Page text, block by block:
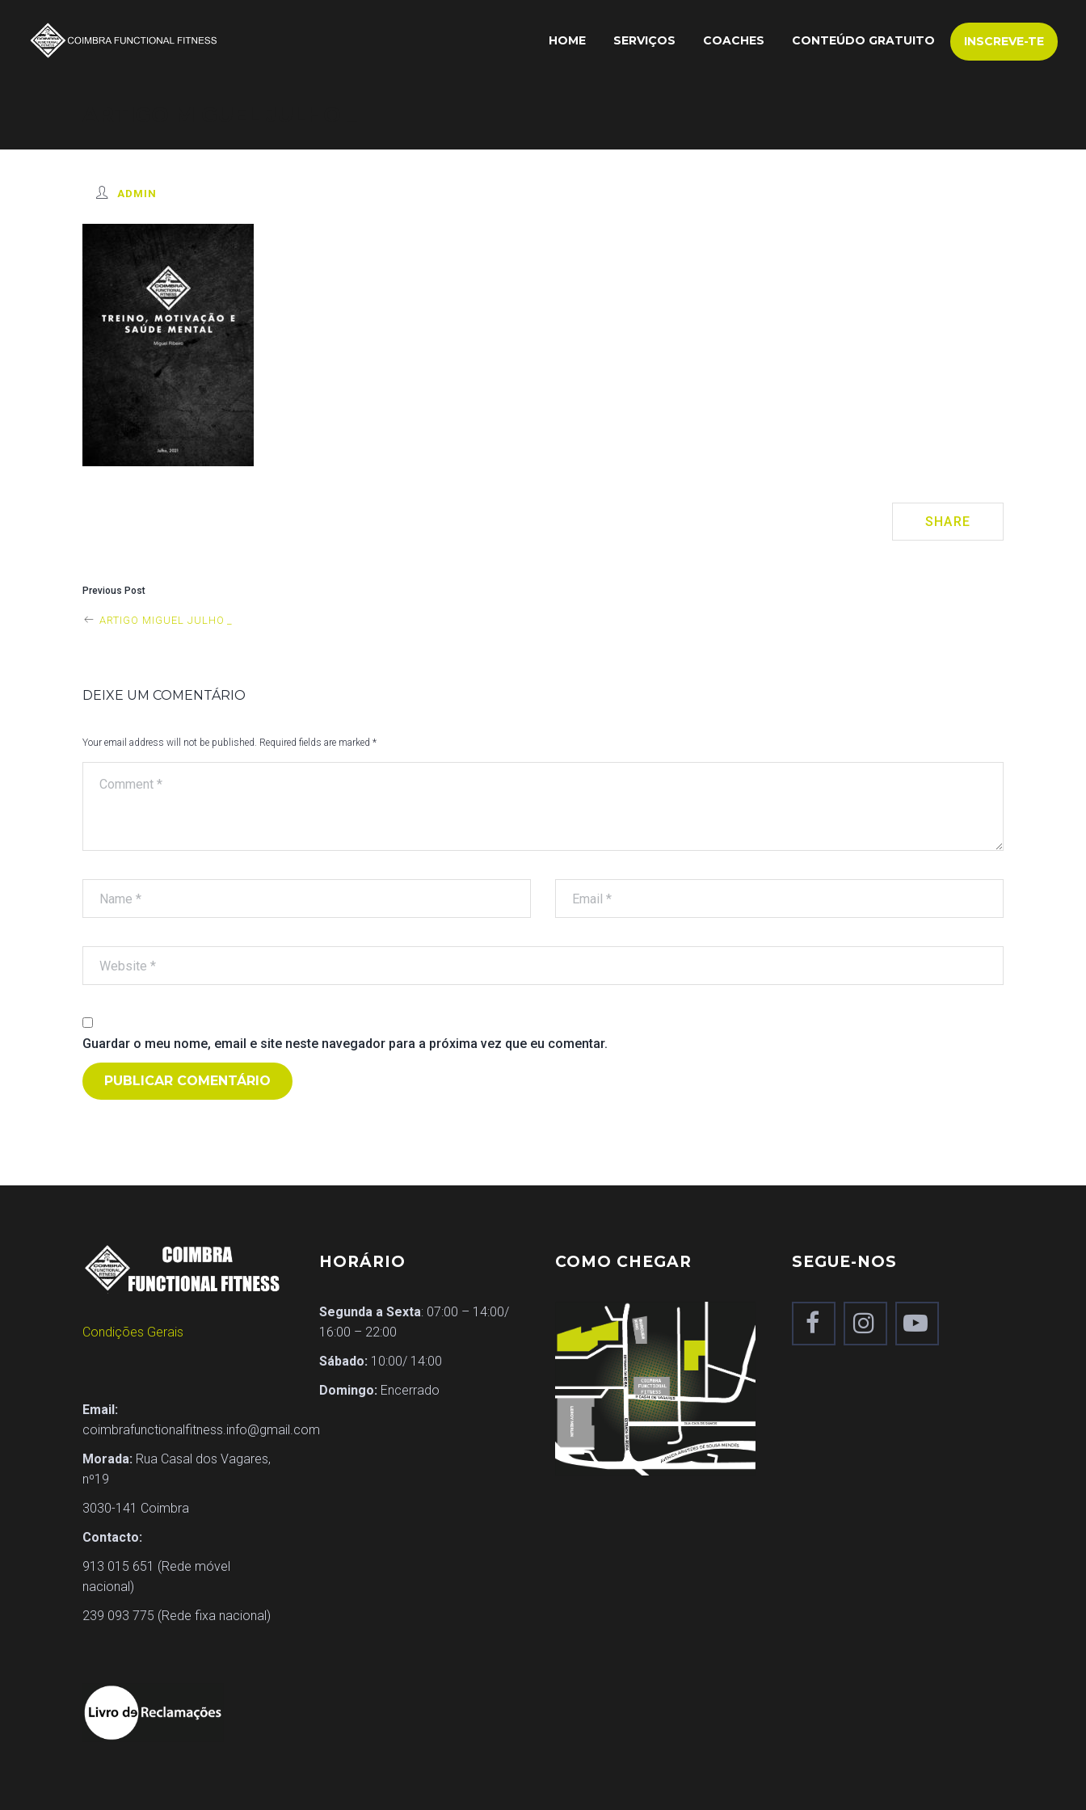
HOME SERVIÇOS COACHES CONTEÚDO GRATUITO INSCREVE-TE
ADMIN
SHARE
P
S
T
N
A
V
I
G
A
T
O
N
Previous Post
ARTIGO MIGUEL JULHO _
DEIXE UM COMENTÁRIO
Your email address will not be published. Required fields are marked *
Guardar o meu nome, email e site neste navegador para a próxima vez que eu comentar.
Condições Gerais
Email:
coimbrafunctionalfitness.info@gmail.com
Morada: Rua Casal dos Vagares,
nº19
3030-141 Coimbra
Contacto:
913 015 651 (Rede móvel
nacional)
239 093 775 (Rede fixa nacional)
HORÁRIO
Segunda a Sexta: 07:00 – 14:00/
16:00 – 22:00
Sábado: 10:00/ 14:00
Domingo: Encerrado
COMO CHEGAR SEGUE-NOS